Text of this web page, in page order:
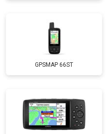
GPSMAP 66ST